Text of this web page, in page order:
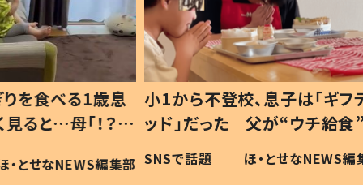
歳息
？」
編集部
小1から不登校、息子は「ギフテ
ッド」だった 父が“ウチ給食”を
作り続ける理由とは #令和の親
#令和の子
SNSで話題 ほ・とせなNEWS編集部
ひ孫
が、抱
「涙
い」